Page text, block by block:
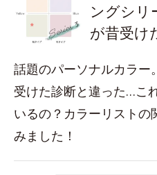
ングシリ
が昔受け
話題のパーソナルカラー
受けた診断と違った…こ
いるの？カラーリストの
みました！